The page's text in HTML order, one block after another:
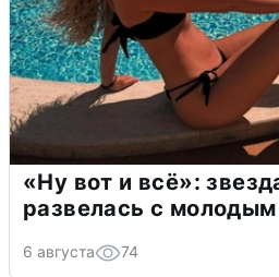
«Ну вот и всё»:
развелась с
6 августа 74